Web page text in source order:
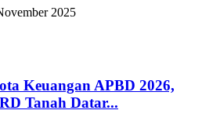
2025
Keuangan APBD 2026,
Tanah Datar...